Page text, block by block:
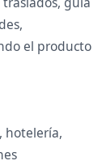
el producto
hotelería,